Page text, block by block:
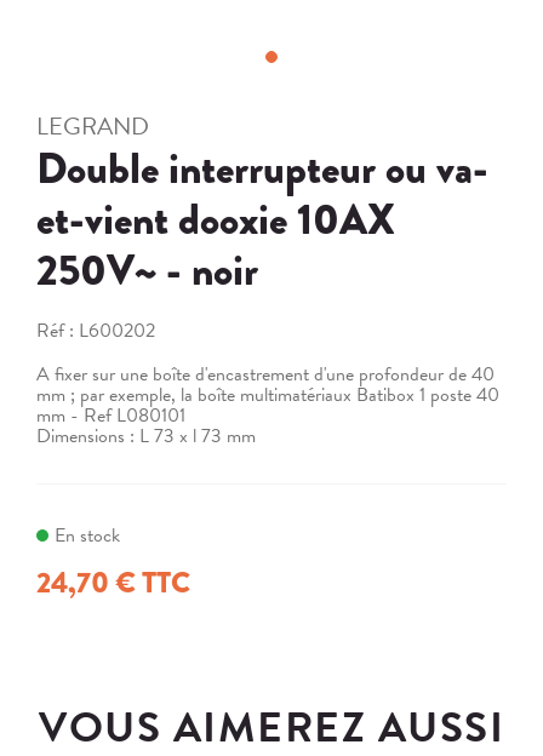
LEGRAND
Double interrupteur ou va-
et-vient dooxie 10AX
250V~ - noir
Réf : L600202
A fixer sur une boîte d'encastrement d'une profondeur de 40
mm ; par exemple, la boîte multimatériaux Batibox 1 poste 40
mm - Ref L080101
Dimensions : L 73 x l 73 mm
En stock
24,70 € TTC
VOUS AIMEREZ AUSSI